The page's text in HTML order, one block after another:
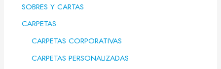
SOBRES Y CARTAS
CARPETAS
CARPETAS CORPORATIVAS
CARPETAS PERSONALIZADAS